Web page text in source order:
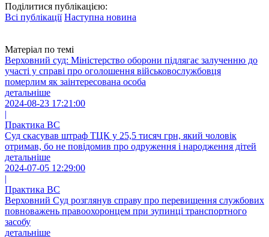
Поділитися публікацією:
Всі публікації Наступна новина
Матеріал по темі
Верховний суд: Міністерство оборони підлягає залученню до
участі у справі про оголошення військовослужбовця
померлим як заінтересована особа
детальніше
2024-08-23 17:21:00
|
Практика ВС
Суд скасував штраф ТЦК у 25,5 тисяч грн, який чоловік
отримав, бо не повідомив про одруження і народження дітей
детальніше
2024-07-05 12:29:00
|
Практика ВС
Верховний Суд розглянув справу про перевищення службових
повноважень правоохоронцем при зупинці транспортного
засобу
детальніше